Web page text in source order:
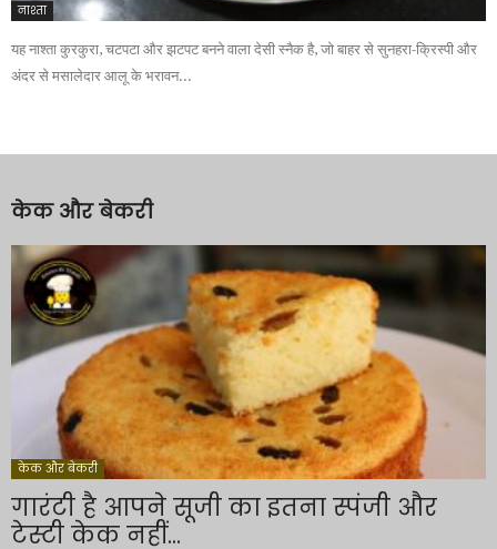
नाश्ता
यह नाश्ता कुरकुरा, चटपटा और झटपट बनने वाला देसी स्नैक है, जो बाहर से सुनहरा-क्रिस्पी और
अंदर से मसालेदार आलू के भरावन...
केक और बेकरी
केक और बेकरी
गारंटी है आपने सूजी का इतना स्पंजी और
टेस्टी केक नहीं...